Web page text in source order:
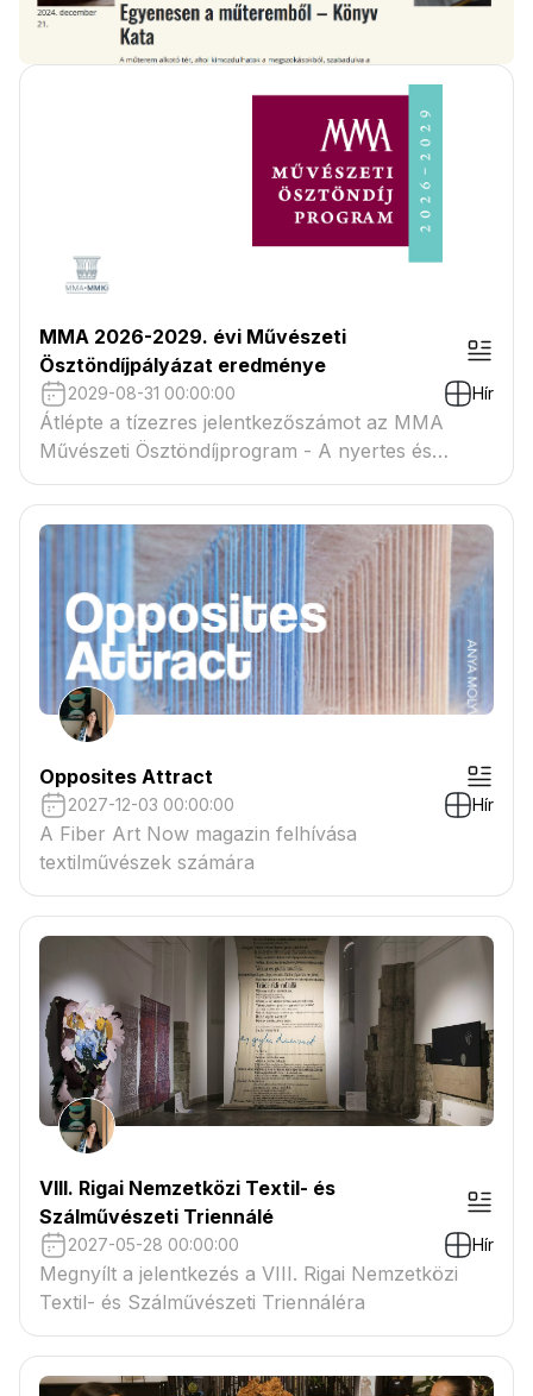
MMA 2026-2029. évi Művészeti
Ösztöndíjpályázat eredménye
2029-08-31 00:00:00 Hír
Átlépte a tízezres jelentkezőszámot az MMA
Művészeti Ösztöndíjprogram - A nyertes és
tartaléklistás pályázók névsora megtekinthető a
csatolmányban
Opposites Attract
2027-12-03 00:00:00 Hír
A Fiber Art Now magazin felhívása
textilművészek számára
VIII. Rigai Nemzetközi Textil- és
Szálművészeti Triennálé
2027-05-28 00:00:00 Hír
Megnyílt a jelentkezés a VIII. Rigai Nemzetközi
Textil- és Szálművészeti Triennáléra